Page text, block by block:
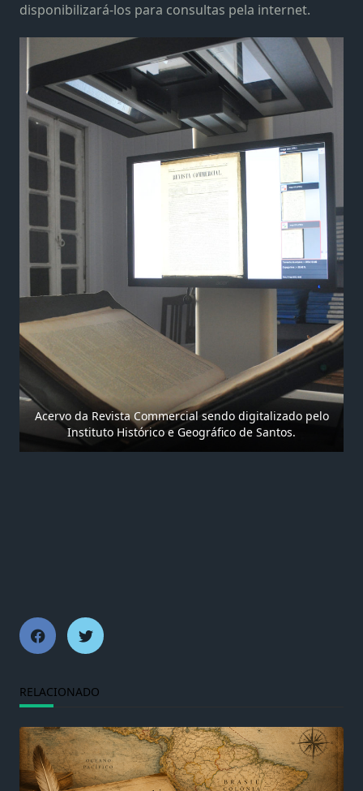
disponibilizará-los para consultas pela internet.
Acervo da Revista Commercial sendo digitalizado pelo
Instituto Histórico e Geográfico de Santos.
RELACIONADO